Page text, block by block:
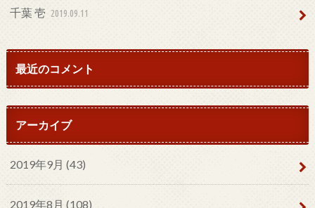
千葉 壱 2019.09.11
最近のコメント
アーカイブ
2019年9月 (43)
2019年8月 (108)